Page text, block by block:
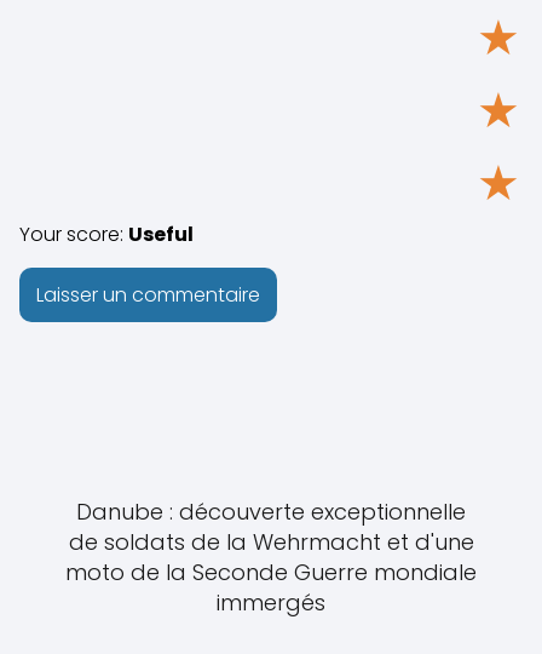
★
★
★
Your score: Useful
Danube : découverte exceptionnelle
de soldats de la Wehrmacht et d'une
moto de la Seconde Guerre mondiale
immergés